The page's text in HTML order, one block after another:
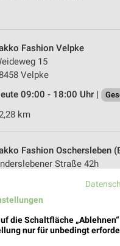
Fashion Velpke
15
Velpke
09:00 - 18:00 Uhr |
km
Fashion Oschersleben
Straße 42h
09:00 - 17:00 Uhr |
km
die Schaltfläche
nur für unbedingt